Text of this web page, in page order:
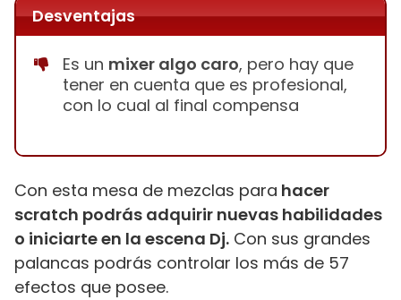
Desventajas
Es un mixer algo caro, pero hay que
tener en cuenta que es profesional,
con lo cual al final compensa
Con esta mesa de mezclas para hacer
scratch podrás adquirir nuevas habilidades
o iniciarte en la escena Dj. Con sus grandes
palancas podrás controlar los más de 57
efectos que posee.